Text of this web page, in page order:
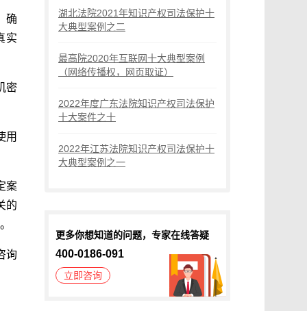
确
实
密
用
案
的
询
湖北法院2021年知识产权司法保护十
大典型案例之二
最高院2020年互联网十大典型案例
（网络传播权，网页取证）
2022年度广东法院知识产权司法保护
十大案件之十
2022年江苏法院知识产权司法保护十
大典型案例之一
更多你想知道的问题，专家在线答疑
400-0186-091
立即咨询